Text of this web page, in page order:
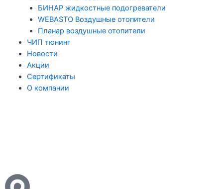
БИНАР жидкостные подогреватели
WEBASTO Воздушные отопители
Планар воздушные отопители
ЧИП тюнинг
Новости
Акции
Сертификаты
О компании